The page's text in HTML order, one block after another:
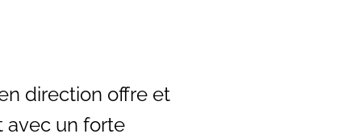
direction offre et
avec un forte